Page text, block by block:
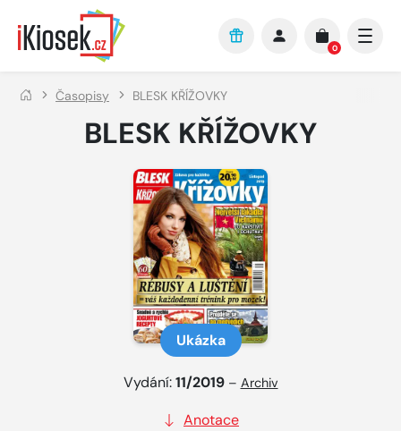
Přejít na hlavní obsah
0
Časopisy BLESK KŘÍŽOVKY
BLESK KŘÍŽOVKY
Ukázka
Vydání:11/2019 – Archiv
Anotace